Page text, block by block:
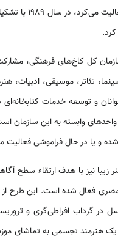
فرهنگ عامه
کل کاخ‌­های فرهنگی،
تئاتر، موسیقی، ادبیات،
و توسعه خدمات
واحدهای وابسته به این سازمان
و یا در حال فراموشی فعالیت
زیبا نیز با هدف ارتقاء سطح
فعال شده است. این طرح از
در گرداب افراطی­‌گری و
هنرمند تجسمی به تماشای